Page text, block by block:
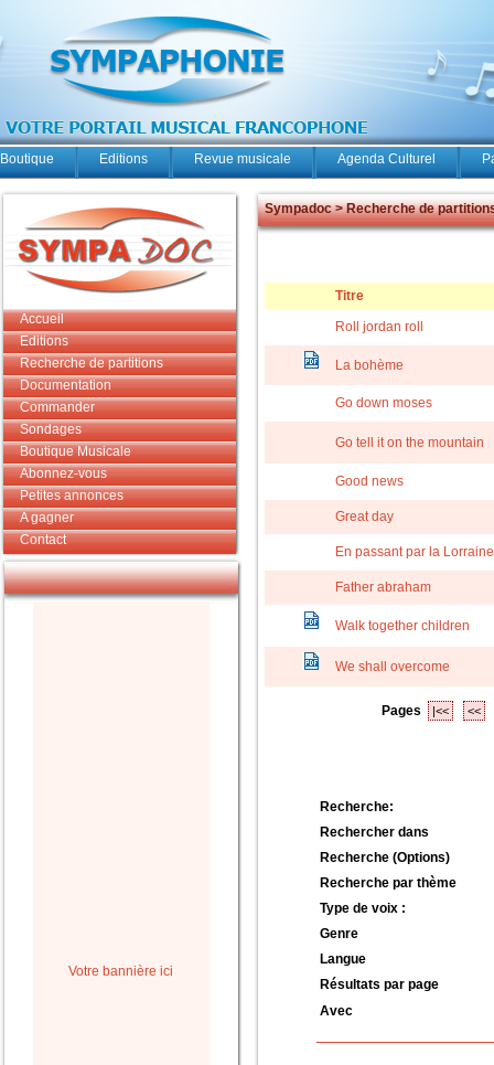
Boutique Editions Revue musicale Agenda Culturel
Accueil
Editions
Recherche de partitions
Documentation
Commander
Sondages
Boutique Musicale
Abonnez-vous
Petites annonces
A gagner
Contact
Votre bannière ici
Sympadoc > Recherche de
Titre
Roll jordan roll
La bohème
Go down moses
Go tell it on the mountain
Good news
Great day
En passant par la Lorraine
Father abraham
Walk together children
We shall overcome
Pages |<< <<
Recherche:
Rechercher dans
Recherche (Options)
Recherche par thème
Type de voix :
Genre
Langue
Résultats par page
Avec